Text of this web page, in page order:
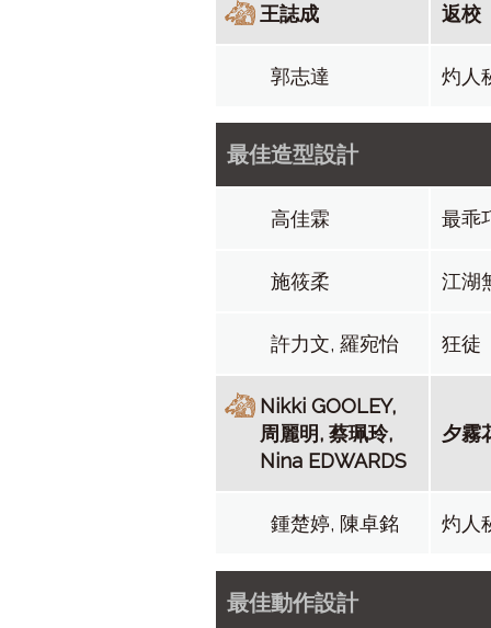
王誌成 返校
郭志達 灼人
最佳造型設計
高佳霖 最乖
施筱柔 江湖
許力文, 羅宛怡 狂徒
Nikki GOOLEY,
周麗明, 蔡珮玲,
Nina EDWARDS
夕霧
鍾楚婷, 陳卓銘 灼人
最佳動作設計